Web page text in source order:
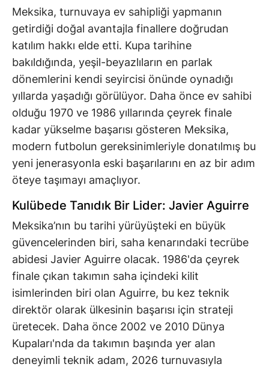
Meksika, turnuvaya ev sahipliği yapmanın
getirdiği doğal avantajla finallere doğrudan
katılım hakkı elde etti. Kupa tarihine
bakıldığında, yeşil-beyazlıların en parlak
dönemlerini kendi seyircisi önünde oynadığı
yıllarda yaşadığı görülüyor. Daha önce ev sahibi
olduğu 1970 ve 1986 yıllarında çeyrek finale
kadar yükselme başarısı gösteren Meksika,
modern futbolun gereksinimleriyle donatılmış bu
yeni jenerasyonla eski başarılarını en az bir adım
öteye taşımayı amaçlıyor.
Kulübede Tanıdık Bir Lider: Javier Aguirre
Meksika’nın bu tarihi yürüyüşteki en büyük
güvencelerinden biri, saha kenarındaki tecrübe
abidesi Javier Aguirre olacak. 1986'da çeyrek
finale çıkan takımın saha içindeki kilit
isimlerinden biri olan Aguirre, bu kez teknik
direktör olarak ülkesinin başarısı için strateji
üretecek. Daha önce 2002 ve 2010 Dünya
Kupaları'nda da takımın başında yer alan
deneyimli teknik adam, 2026 turnuvasıyla